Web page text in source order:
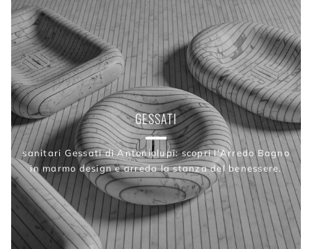
GESSATI
sanitari Gessati di Antoniolupi: scopri l'Arredo Bagno
in marmo design e arreda la stanza del benessere.